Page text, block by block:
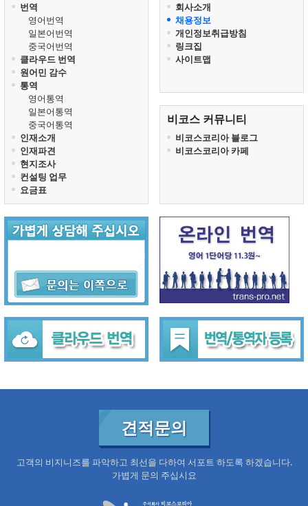
번역
영어번역
일본어번역
중국어번역
클라우드 번역
원어민 감수
통역
영어통역
일본어통역
중국어통역
인재소개
인재파견
현지조사
컨설팅 업무
요금표
회사소개
채용정보
개인정보취급방침
링크집
사이트맵
비코스 커뮤니티
비코스코리아 블로그
비코스코리아 카페
견적문의
고객의 비지니즈를 파악하고 최선을 다하여 서포트 하도록 하겠습니다.
가볍게 문의 주십시요